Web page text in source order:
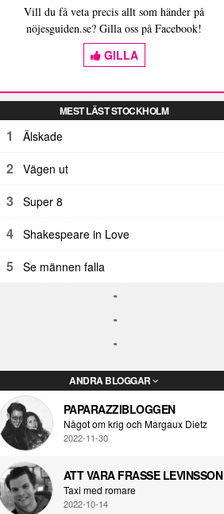
Vill du få veta precis allt som händer på
nöjesguiden.se? Gilla oss på Facebook!
GILLA
MEST LÄST STOCKHOLM
1 Älskade
2 Vägen ut
3 Super 8
4 Shakespeare in Love
5 Se männen falla
ANDRA BLOGGAR
PAPARAZZIBLOGGEN
Något om krig och Margaux Dietz
2022-11-30
ATT VARA FRASSE LEVINSSON
Taxi med romare
2022-10-14